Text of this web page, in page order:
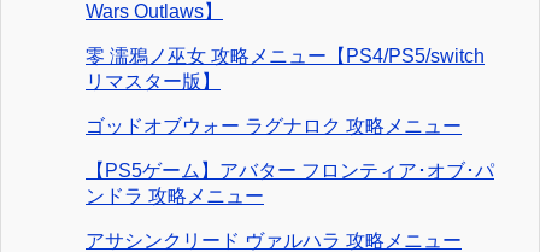
Wars Outlaws】
零 濡鴉ノ巫女 攻略メニュー【PS4/PS5/switch
リマスター版】
ゴッドオブウォー ラグナロク 攻略メニュー
【PS5ゲーム】アバター フロンティア･オブ･パ
ンドラ 攻略メニュー
アサシンクリード ヴァルハラ 攻略メニュー